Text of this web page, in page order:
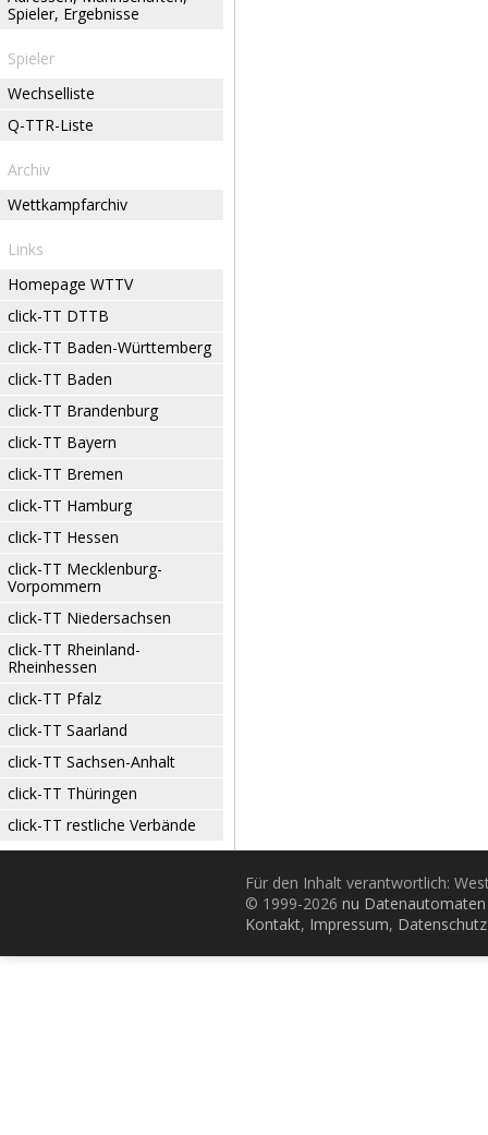
Spieler, Ergebnisse
Spieler
Wechselliste
Q-TTR-Liste
Archiv
Wettkampfarchiv
Links
Homepage WTTV
click-TT DTTB
click-TT Baden-Württemberg
click-TT Baden
click-TT Brandenburg
click-TT Bayern
click-TT Bremen
click-TT Hamburg
click-TT Hessen
click-TT Mecklenburg-
Vorpommern
click-TT Niedersachsen
click-TT Rheinland-
Rheinhessen
click-TT Pfalz
click-TT Saarland
click-TT Sachsen-Anhalt
click-TT Thüringen
click-TT restliche Verbände
Für den Inhalt verantwortlich:
© 1999-2026 nu
Kontakt, Impressum, Datenschutz